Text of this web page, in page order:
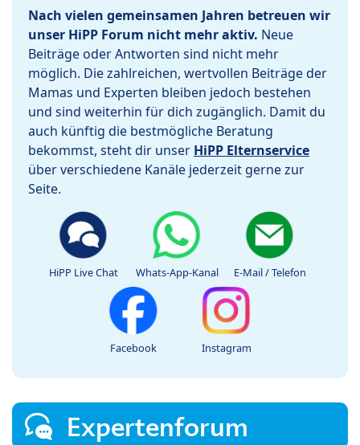
Nach vielen gemeinsamen Jahren betreuen wir
unser HiPP Forum nicht mehr aktiv. Neue
Beiträge oder Antworten sind nicht mehr
möglich. Die zahlreichen, wertvollen Beiträge der
Mamas und Experten bleiben jedoch bestehen
und sind weiterhin für dich zugänglich. Damit du
auch künftig die bestmögliche Beratung
bekommst, steht dir unser HiPP Elternservice
über verschiedene Kanäle jederzeit gerne zur
Seite.
HiPP Live Chat Whats-App-Kanal E-Mail / Telefon
Facebook Instagram
Expertenforum